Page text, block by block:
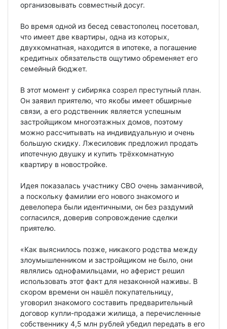
организовывать совместный досуг.
Во время одной из бесед севастополец посетовал,
что имеет две квартиры, одна из которых,
двухкомнатная, находится в ипотеке, а погашение
кредитных обязательств ощутимо обременяет его
семейный бюджет.
В этот момент у сибиряка созрел преступный план.
Он заявил приятелю, что якобы имеет обширные
связи, а его родственник является успешным
застройщиком многоэтажных домов, поэтому
можно рассчитывать на индивидуальную и очень
большую скидку. Лжесиловик предложил продать
ипотечную двушку и купить трёхкомнатную
квартиру в новостройке.
Идея показалась участнику СВО очень заманчивой,
а поскольку фамилии его нового знакомого и
девелопера были идентичными, он без раздумий
согласился, доверив сопровождение сделки
приятелю.
«Как выяснилось позже, никакого родства между
злоумышленником и застройщиком не было, они
являлись однофамильцами, но аферист решил
использовать этот факт для незаконной наживы. В
скором времени он нашёл покупательницу,
уговорил знакомого составить предварительный
договор купли-продажи жилища, а перечисленные
собственнику 4,5 млн рублей убедил передать в его